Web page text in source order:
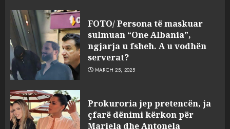
FOTO/ Persona të maskuar
sulmuan “One Albania”,
ngjarja u fsheh. A u vodhën
serverat?
MARCH 25, 2025
Prokuroria jep pretencën, ja
çfarë dënimi kërkon për
Mariela dhe Antonela